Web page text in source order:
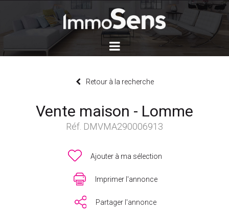
Retour à la recherche
Vente maison - Lomme
Réf. DMVMA290006913
Ajouter à ma sélection
Imprimer l'annonce
Partager l'annonce